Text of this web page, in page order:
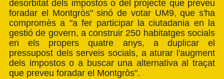
desorbitat dels impostos o del projecte que preveu
foradar el Montgròs" sinó de votar UM9, que s'ha
compromès a "a fer participar la ciutadania en la
gestió de govern, a construir 250 habitatges socials
en els propers quatre anys, a duplicar el
pressupost dels serveis socials, a aturar l'augment
dels impostos o a buscar una alternativa al traçat
que preveu foradar el Montgròs".